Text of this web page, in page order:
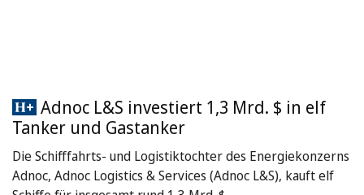
Adnoc L&S investiert 1,3 Mrd. $ in elf
Tanker und Gastanker
Die Schifffahrts- und Logistiktochter des Energiekonzerns
Adnoc, Adnoc Logistics & Services (Adnoc L&S), kauft elf